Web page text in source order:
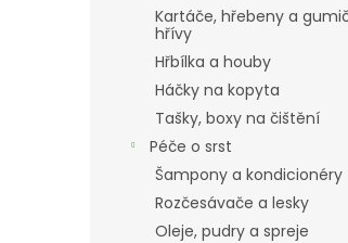
Kartáče, hřebeny a
hřívy
Hřbílka a houby
Háčky na kopyta
Tašky, boxy na čištění
Péče o srst
Šampony a kondicionéry
Rozčesávače a lesky
Oleje, pudry a spreje